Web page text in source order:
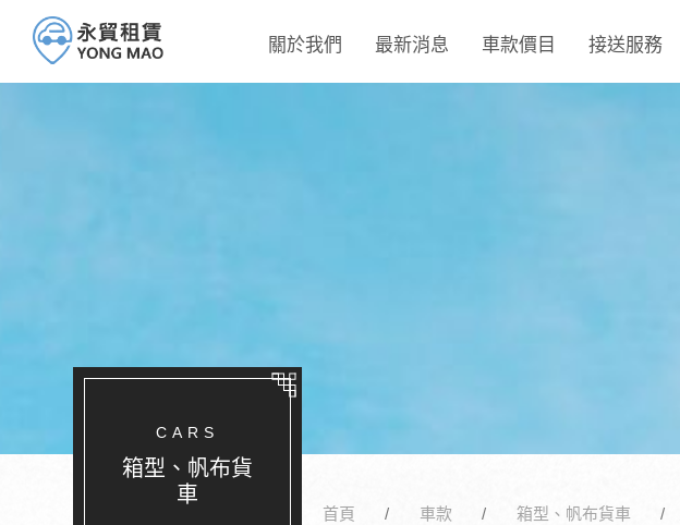
關於我們 最新消息 車款價目 接送服務
CARS
箱型、帆布貨
車
首頁 車款 箱型、帆布貨車